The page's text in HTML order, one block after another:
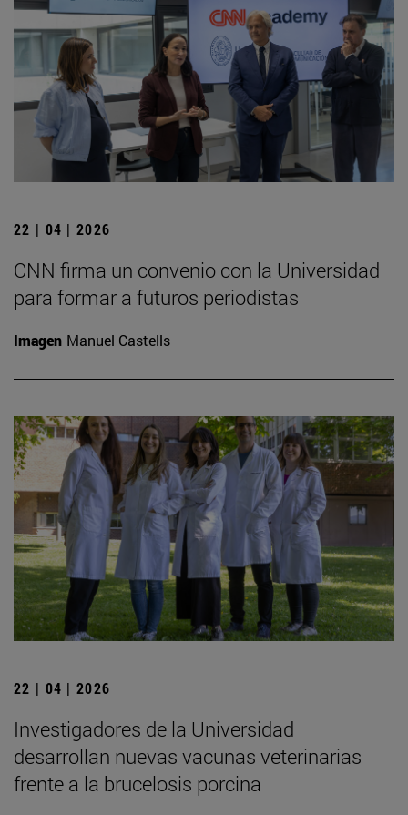
22 | 04 | 2026
CNN firma un convenio con la Universidad
para formar a futuros periodistas
Imagen Manuel Castells
22 | 04 | 2026
Investigadores de la Universidad
desarrollan nuevas vacunas veterinarias
frente a la brucelosis porcina